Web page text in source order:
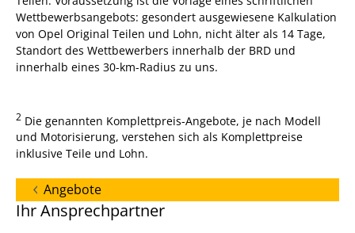
Wettbewerbsangebots: gesondert ausgewiesene Kalkulation
von Opel Original Teilen und Lohn, nicht älter als 14 Tage,
Standort des Wettbewerbers innerhalb der BRD und
innerhalb eines 30-km-Radius zu uns.
2 Die genannten Komplettpreis-Angebote, je nach Modell
und Motorisierung, verstehen sich als Komplettpreise
inklusive Teile und Lohn.
Angebote
Ihr Ansprechpartner